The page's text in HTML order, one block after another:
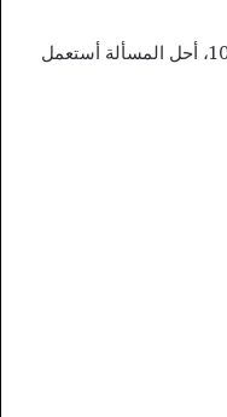
حل درس القيمة المنزلية للأعداد حتى 100، أحل المسألة أستعمل